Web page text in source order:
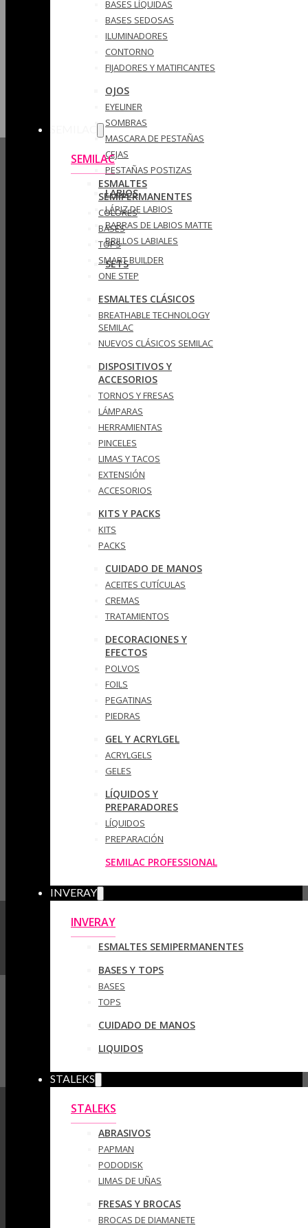
BASES LÍQUIDAS
BASES SEDOSAS
ILUMINADORES
CONTORNO
FIJADORES Y MATIFICANTES
OJOS
EYELINER
SOMBRAS
MASCARA DE PESTAÑAS
CEJAS
PESTAÑAS POSTIZAS
LABIOS
LÁPIZ DE LABIOS
BARRAS DE LABIOS MATTE
BRILLOS LABIALES
SETS
SEMILAC
ESMALTES
SEMIPERMANENTES
COLORES
BASES
TOPS
SMART BUILDER
ONE STEP
ESMALTES CLÁSICOS
BREATHABLE TECHNOLOGY
SEMILAC
NUEVOS CLÁSICOS SEMILAC
DISPOSITIVOS Y
ACCESORIOS
TORNOS Y FRESAS
LÁMPARAS
HERRAMIENTAS
PINCELES
LIMAS Y TACOS
EXTENSIÓN
ACCESORIOS
KITS Y PACKS
KITS
PACKS
CUIDADO DE MANOS
ACEITES CUTÍCULAS
CREMAS
TRATAMIENTOS
DECORACIONES Y
EFECTOS
POLVOS
FOILS
PEGATINAS
PIEDRAS
GEL Y ACRYLGEL
ACRYLGELS
GELES
LÍQUIDOS Y
PREPARADORES
LÍQUIDOS
PREPARACIÓN
SEMILAC PROFESSIONAL
INVERAY
INVERAY
ESMALTES SEMIPERMANENTES
BASES Y TOPS
BASES
TOPS
CUIDADO DE MANOS
LIQUIDOS
STALEKS
STALEKS
ABRASIVOS
PAPMAN
PODODISK
LIMAS DE UÑAS
FRESAS Y BROCAS
BROCAS DE DIAMANETE